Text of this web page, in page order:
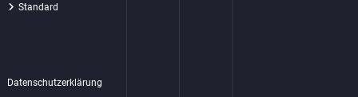
Standard
Datenschutzerklärung